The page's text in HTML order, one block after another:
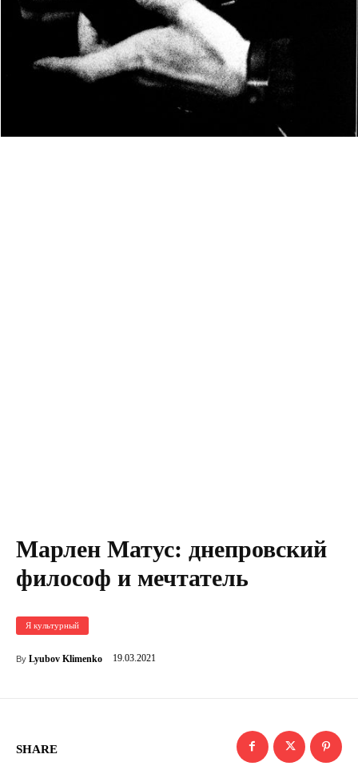
Марлен Матус: днепровский
философ и мечтатель
Я культурный
By Lyubov Klimenko 19.03.2021
SHARE